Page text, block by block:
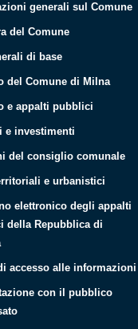
generali sul Comune
del Comune
di base
del Comune di Milna
e appalti pubblici
e investimenti
del consiglio comunale
e urbanistici
elettronico degli appalti
della Repubblica di
accesso alle informazioni
con il pubblico